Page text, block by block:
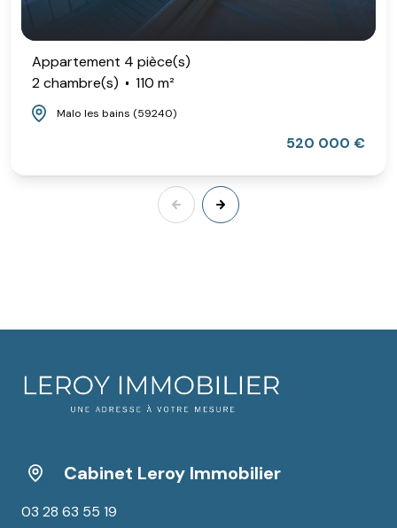
Appartement 4 pièce(s)
2 chambre(s)
110 m²
Malo les bains (59240)
520 000 €
Cabinet Leroy Immobilier
03 28 63 55 19